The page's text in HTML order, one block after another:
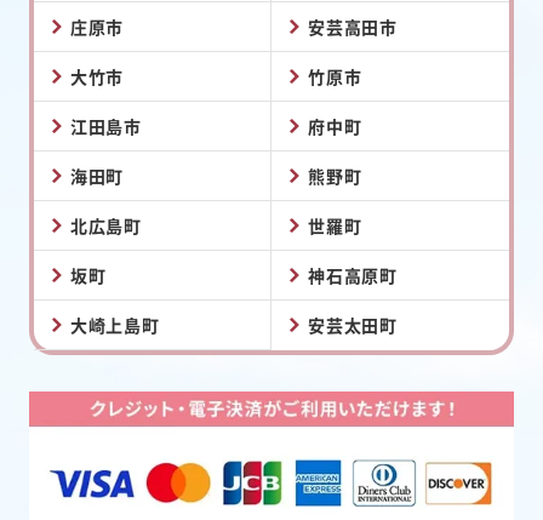
庄原市 安芸高田市
大竹市 竹原市
江田島市 府中町
海田町 熊野町
北広島町 世羅町
坂町 神石高原町
大崎上島町 安芸太田町